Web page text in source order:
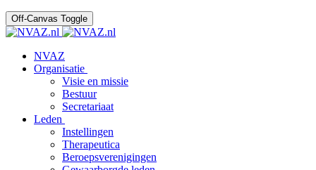
Off-Canvas Toggle
NVAZ
Organisatie
Visie en missie
Bestuur
Secretariaat
Leden
Instellingen
Therapeutica
Beroepsverenigingen